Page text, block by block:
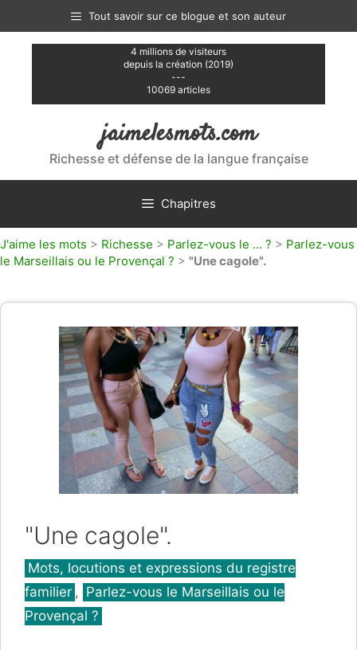
contenu
Tout savoir sur ce blogue et son auteur
4 millions de visiteurs
depuis la création (2019)
---
10069 articles
jaimelesmots.com
Richesse et défense de la langue française
Chapitres
J'aime les mots > Richesse > Parlez-vous le ... ? > Parlez-vous
le Marseillais ou le Provençal ? > "Une cagole".
"Une cagole".
Catégories
Mots, locutions et expressions du registre
familier , Parlez-vous le Marseillais ou le
Provençal ?